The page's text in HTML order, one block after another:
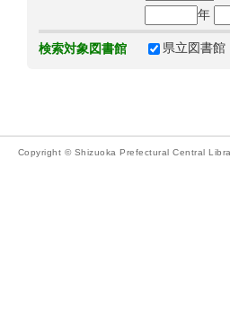
年
検索対象図書館 県立図書館
Copyright © Shizuoka Prefectural Central